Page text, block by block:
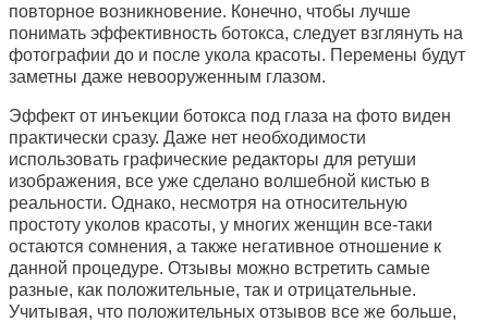
повторное возникновение. Конечно, чтобы лучше
понимать эффективность ботокса, следует взглянуть на
фотографии до и после укола красоты. Перемены будут
заметны даже невооруженным глазом.
Эффект от инъекции ботокса под глаза на фото виден
практически сразу. Даже нет необходимости
использовать графические редакторы для ретуши
изображения, все уже сделано волшебной кистью в
реальности. Однако, несмотря на относительную
простоту уколов красоты, у многих женщин все-таки
остаются сомнения, а также негативное отношение к
данной процедуре. Отзывы можно встретить самые
разные, как положительные, так и отрицательные.
Учитывая, что положительных отзывов все же больше,